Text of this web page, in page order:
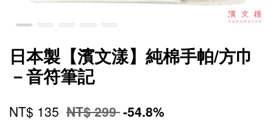
日本製【濱文漾】純棉手帕/方巾
－音符筆記
NT$ 135 NT$ 299-54.8%